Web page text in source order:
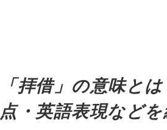
「拝借」の意味と
点・英語表現など